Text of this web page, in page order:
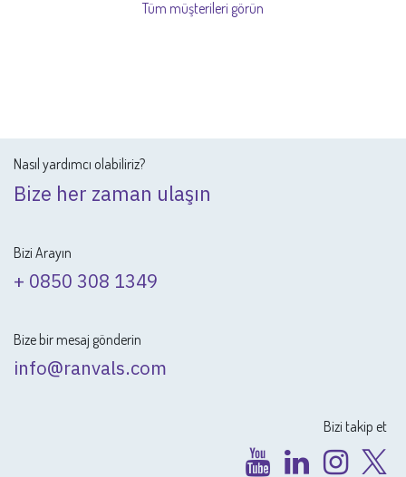
Tüm müşterileri görün
Nasıl yardımcı olabiliriz?
Bize her zaman ulaşın
Bizi Arayın
+ 0850 308 1349
Bize bir mesaj gönderin
info@ranvals.com
Bizi takip et